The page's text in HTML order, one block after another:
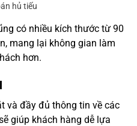
hủ tiếu
có nhiều kích thước từ 90
mang lại không gian làm
hơn.
và đầy đủ thông tin về các
giúp khách hàng dễ lựa